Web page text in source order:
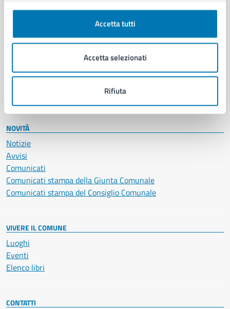
Accetta tutti
Accetta selezionati
Rifiuta
Cultura e tempo libero
Giustizia e sicurezza pubblica
Salute, benessere e assistenza
Servizi Cimiteriali
NOVITÀ
Notizie
Avvisi
Comunicati
Comunicati stampa della Giunta Comunale
Comunicati stampa del Consiglio Comunale
VIVERE IL COMUNE
Luoghi
Eventi
Elenco libri
CONTATTI